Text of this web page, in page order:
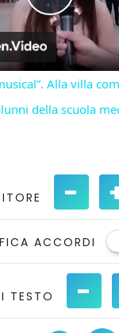
Play
Video
Alla villa
della scuola
-
ACCORDI
TESTO -